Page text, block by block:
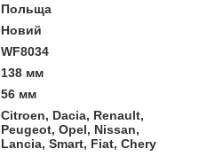
Польща
Новий
WF8034
138 мм
56 мм
Citroen, Dacia, Renault,
Peugeot, Opel, Nissan,
Lancia, Smart, Fiat, Chery